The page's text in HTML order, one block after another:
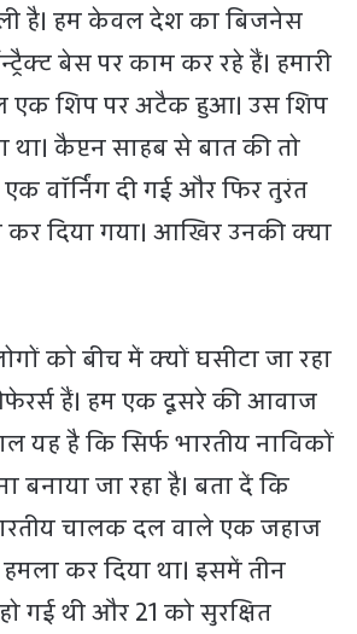
है। हम केवल देश का बिजनेस
बेस पर काम कर रहे हैं। हमारी
एक शिप पर अटैक हुआ। उस शिप
कैप्टन साहब से बात की तो
वॉर्निंग दी गई और फिर तुरंत
दिया गया। आखिर उनकी क्या
को बीच में क्यों घसीटा जा रहा
हैं। हम एक दूसरे की आवाज
यह है कि सिर्फ भारतीय नाविकों
बनाया जा रहा है। बता दें कि
चालक दल वाले एक जहाज
कर दिया था। इसमें तीन
गई थी और 21 को सुरक्षित